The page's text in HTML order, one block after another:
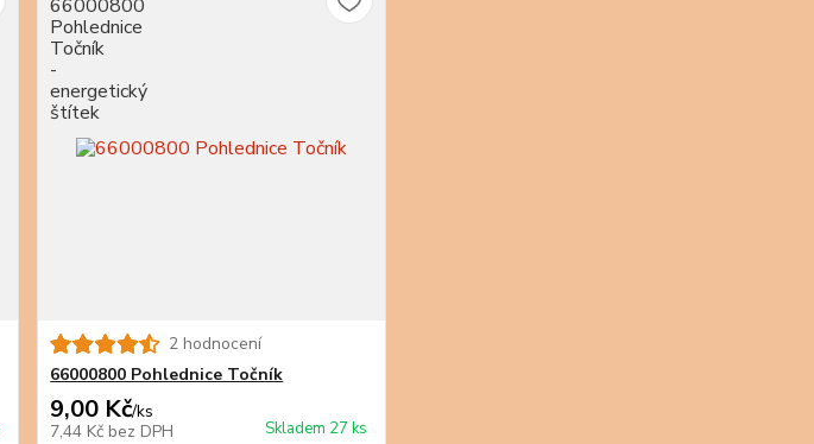
2 hodnocení
66000800 Pohlednice Točník
9,00 Kč/ks
7,44 Kč bez DPH Skladem 27 ks